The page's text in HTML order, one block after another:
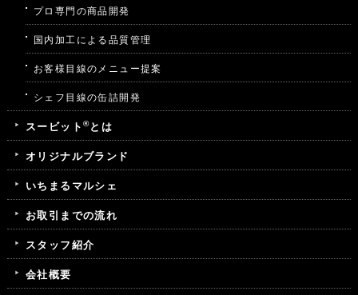
プロ専門の商品開発
国内加工による品質管理
お客様目線のメニュー提案
シェフ目線の缶詰開発
スービット ®とは
オリジナルブランド
いちまるマルシェ
お取引までの流れ
スタッフ紹介
会社概要